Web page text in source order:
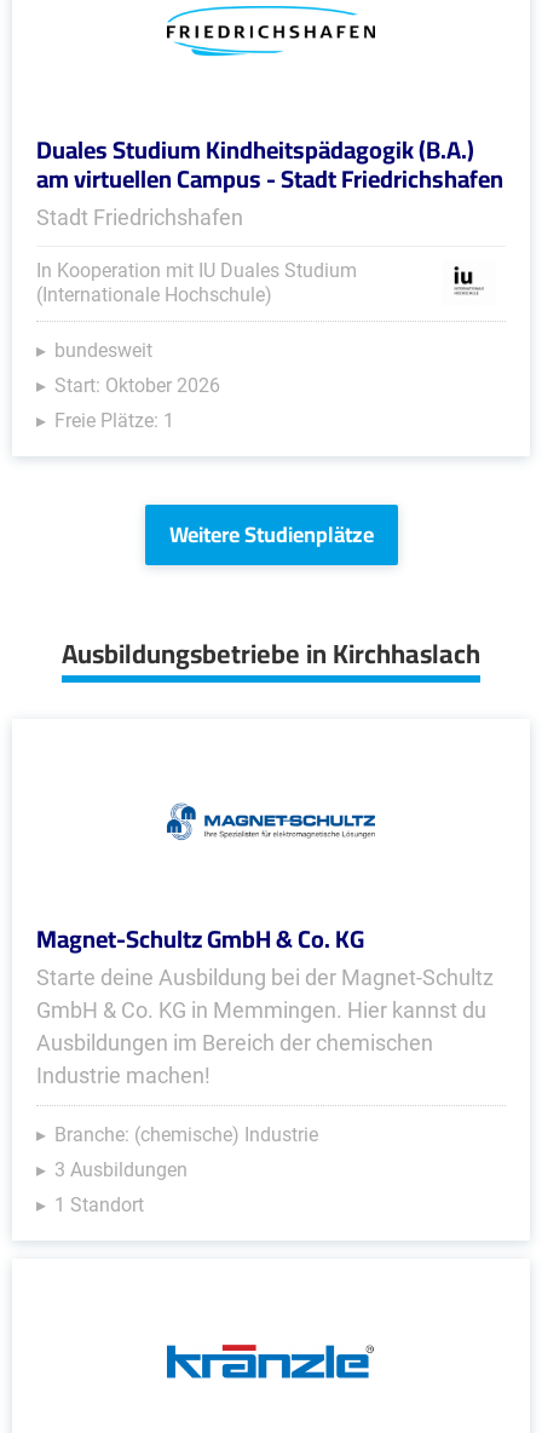
Duales Studium Kindheitspädagogik (B.A.)
am virtuellen Campus - Stadt Friedrichshafen
Stadt Friedrichshafen
In Kooperation mit IU Duales Studium
(Internationale Hochschule)
bundesweit
Start: Oktober 2026
Freie Plätze: 1
Weitere Studienplätze
Ausbildungsbetriebe in Kirchhaslach
Magnet-Schultz GmbH & Co. KG
Starte deine Ausbildung bei der Magnet-Schultz
GmbH & Co. KG in Memmingen. Hier kannst du
Ausbildungen im Bereich der chemischen
Industrie machen!
Branche: (chemische) Industrie
3 Ausbildungen
1 Standort